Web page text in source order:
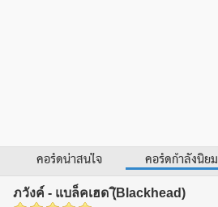
คอร์ดน่าสนใจ คอร์ดกำลังนิยม
ภวังค์ - แบล็คเฮด (ฺิBlackhead)